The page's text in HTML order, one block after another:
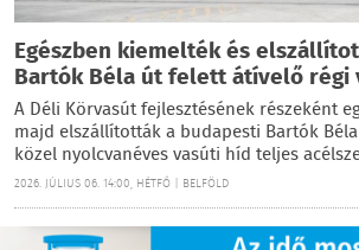
Egészben kiemelték és
Bartók Béla út felett átívelő régi
A Déli Körvasút fejlesztésének részeként
majd elszállították a budapesti Bartók
közel nyolcvanéves vasúti híd teljes
2026. JÚLIUS 06. 14:00, HÉTFŐ | BELFÖLD